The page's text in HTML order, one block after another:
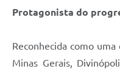
Protagonista do
Reconhecida como uma
Minas Gerais,